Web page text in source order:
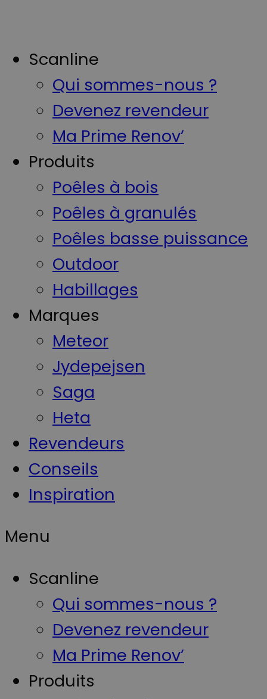
Scanline
Qui sommes-nous ?
Devenez revendeur
Ma Prime Renov’
Produits
Poêles à bois
Poêles à granulés
Poêles basse puissance
Outdoor
Habillages
Marques
Meteor
Jydepejsen
Saga
Heta
Revendeurs
Conseils
Inspiration
Menu
Scanline
Qui sommes-nous ?
Devenez revendeur
Ma Prime Renov’
Produits